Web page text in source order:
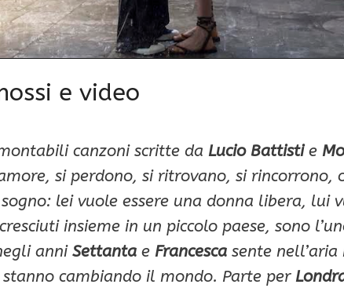
e video
canzoni scritte da Lucio Battistie
si perdono, si ritrovano, si rincorrono,
lei vuole essere una donna libera, lui
insieme in un piccolo paese, sono
anni Settanta e Francesca sente
cambiando il mondo. Parte per